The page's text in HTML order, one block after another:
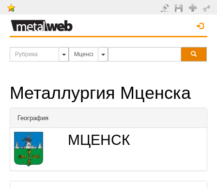
Металлургия Мценска
География
МЦЕНСК